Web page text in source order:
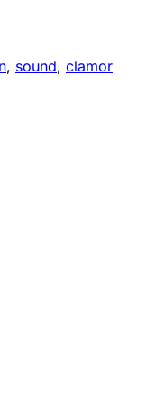
, sound, clamor